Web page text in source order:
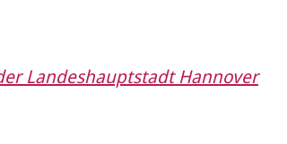
Landeshauptstadt Hannover